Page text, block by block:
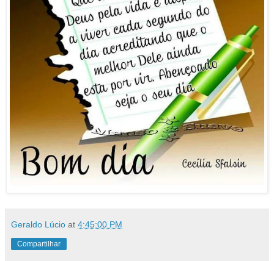
Geraldo Lúcio at 4:45:00 PM
Compartilhar